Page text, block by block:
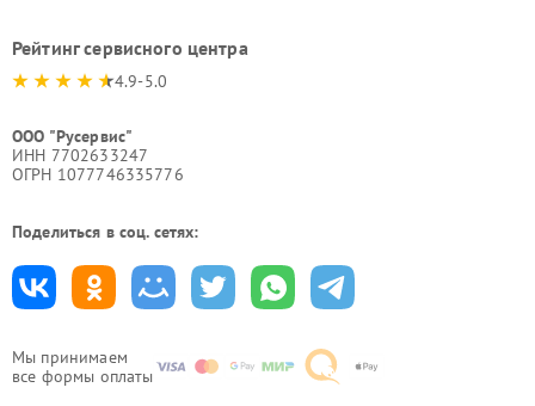
Мы принимаем
все формы оплаты
Рейтинг сервисного центра
4.9-5.0
ООО "Русервис"
ИНН 7702633247
ОГРН 1077746335776
Поделиться в соц. сетях: